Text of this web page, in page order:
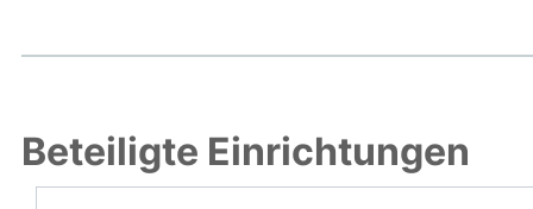
Beteiligte Einrichtungen